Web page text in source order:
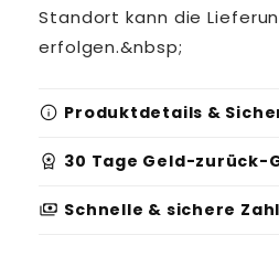
Standort kann die
erfolgen.&nbsp;
info Produktdetails &
Produktidentifikation:
Serien-/
workspace_premium 30 Tage Geld-zurück-
payments Schnelle & sichere